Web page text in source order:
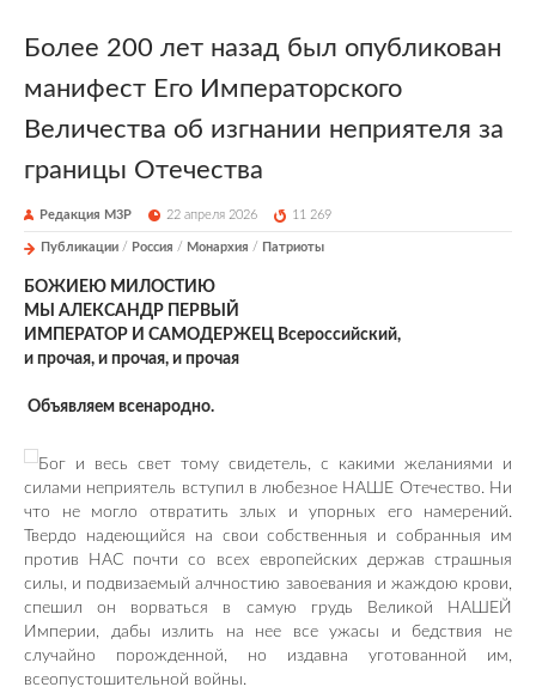
Более 200 лет назад был опубликован
манифест Его Императорского
Величества об изгнании неприятеля за
границы Отечества
Редакция М3Р 22 апреля 2026 11 269
Публикации / Россия / Монархия / Патриоты
БОЖИЕЮ МИЛОСТИЮ
МЫ АЛЕКСАНДР ПЕРВЫЙ
ИМПЕРАТОР И САМОДЕРЖЕЦ Всероссийский,
и прочая, и прочая, и прочая
Объявляем всенародно.
Бог и весь свет тому свидетель, с какими желаниями и
силами неприятель вступил в любезное НАШЕ Отечество. Ни
что не могло отвратить злых и упорных его намерений.
Твердо надеющийся на свои собственныя и собранныя им
против НАС почти со всех европейских держав страшныя
силы, и подвизаемый алчностию завоевания и жаждою крови,
спешил он ворваться в самую грудь Великой НАШЕЙ
Империи, дабы излить на нее все ужасы и бедствия не
случайно порожденной, но издавна уготованной им,
всеопустошительной войны.